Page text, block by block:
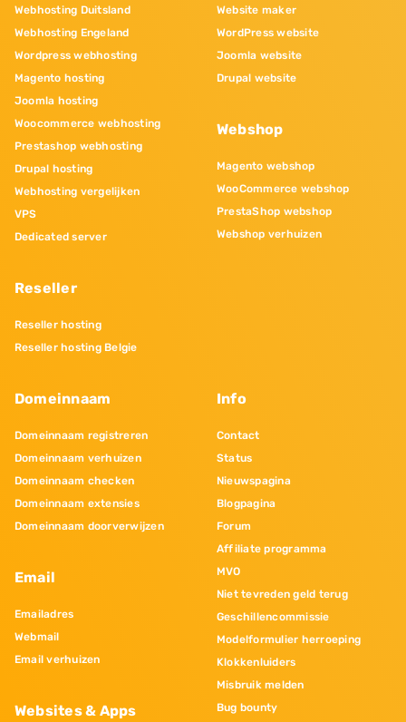
Webhosting Duitsland
Webhosting Engeland
Wordpress webhosting
Magento hosting
Joomla hosting
Woocommerce webhosting
Prestashop webhosting
Drupal hosting
Webhosting vergelijken
VPS
Dedicated server
Reseller
Reseller hosting
Reseller hosting Belgie
Website maker
WordPress website
Joomla website
Drupal website
Webshop
Magento webshop
WooCommerce webshop
PrestaShop webshop
Webshop verhuizen
Domeinnaam
Domeinnaam registreren
Domeinnaam verhuizen
Domeinnaam checken
Domeinnaam extensies
Domeinnaam doorverwijzen
Email
Emailadres
Webmail
Email verhuizen
Websites & Apps
Info
Contact
Status
Nieuwspagina
Blogpagina
Forum
Affiliate programma
MVO
Niet tevreden geld terug
Geschillencommissie
Modelformulier herroeping
Klokkenluiders
Misbruik melden
Bug bounty